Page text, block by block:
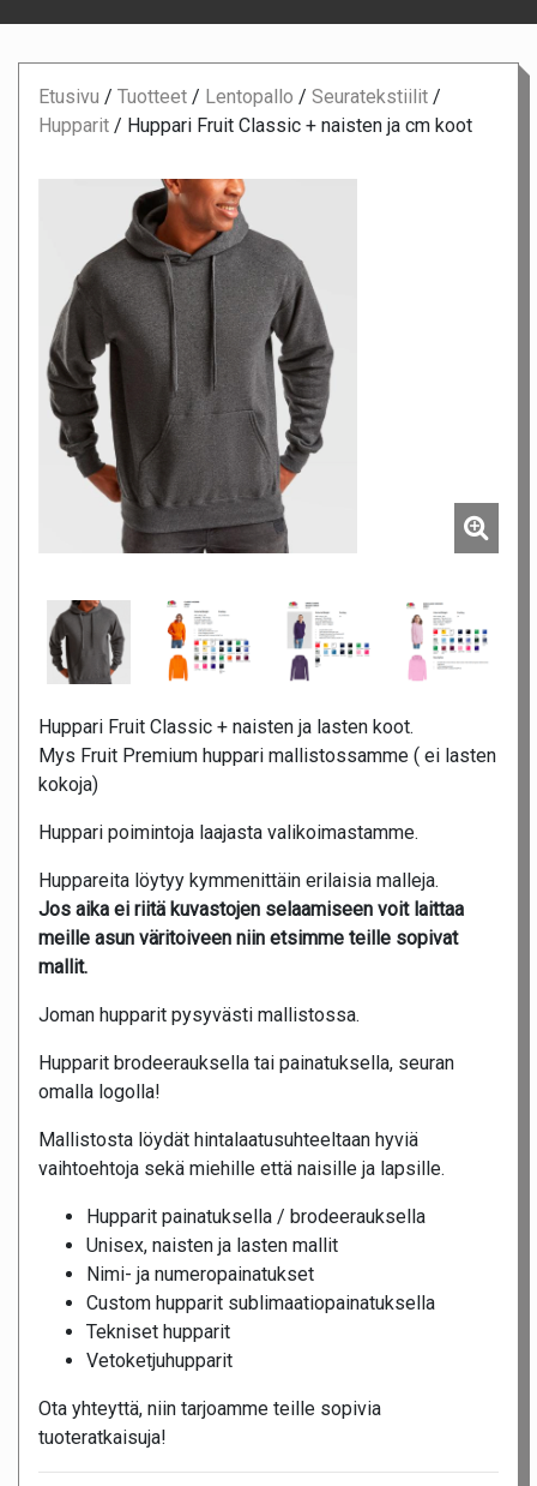
Etusivu / Tuotteet / Lentopallo / Seuratekstiilit /
Hupparit / Huppari Fruit Classic + naisten ja cm koot
Huppari Fruit Classic + naisten ja lasten koot.
Mys Fruit Premium huppari mallistossamme ( ei lasten
kokoja)
Huppari poimintoja laajasta valikoimastamme.
Huppareita löytyy kymmenittäin erilaisia malleja.
Jos aika ei riitä kuvastojen selaamiseen voit laittaa
meille asun väritoiveen niin etsimme teille sopivat
mallit.
Joman hupparit pysyvästi mallistossa.
Hupparit brodeerauksella tai painatuksella, seuran
omalla logolla!
Mallistosta löydät hintalaatusuhteeltaan hyviä
vaihtoehtoja sekä miehille että naisille ja lapsille.
Hupparit painatuksella / brodeerauksella
Unisex, naisten ja lasten mallit
Nimi- ja numeropainatukset
Custom hupparit sublimaatiopainatuksella
Tekniset hupparit
Vetoketjuhupparit
Ota yhteyttä, niin tarjoamme teille sopivia
tuoteratkaisuja!